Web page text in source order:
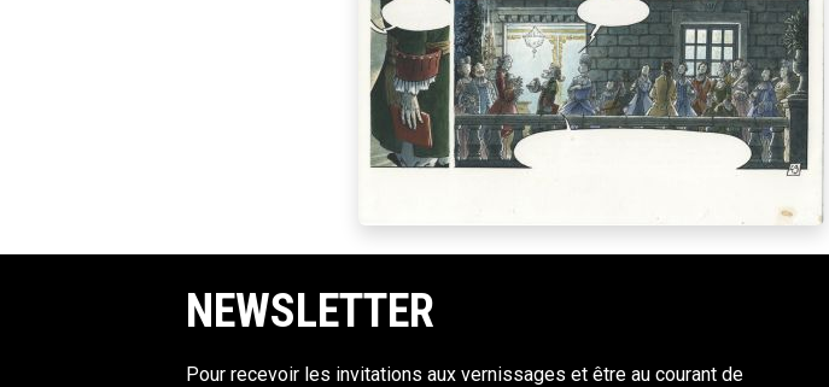
NEWSLETTER
Pour recevoir les invitations aux vernissages et être au courant de